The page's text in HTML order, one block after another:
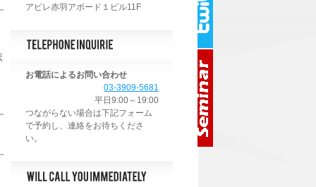
アピレ赤羽アボード１ビル11F
お電話によるお問い合わせ
03-3909-5681
平日9:00～19:00